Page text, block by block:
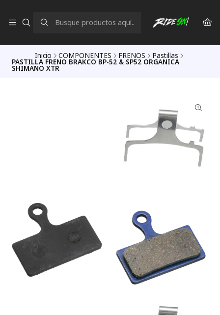
Inicio COMPONENTES FRENOS Pastillas
PASTILLA FRENO BRAKCO BP-52 & SP52 ORGANICA
SHIMANO XTR